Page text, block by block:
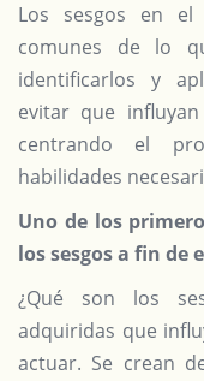
Los sesgos en
comunes de lo
identificarlos y
evitar que
centrando el
habilidades
Uno de los
los sesgos a fin de
¿Qué son los
adquiridas que
actuar. Se crean